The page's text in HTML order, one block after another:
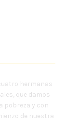
hermanas
que damos
pobreza y con
de nuestra